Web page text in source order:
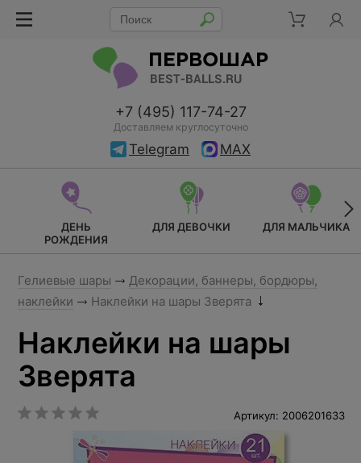
+7 (495) 117-74-27
Доставляем круглосуточно
Telegram MAX
ДЕНЬ
РОЖДЕНИЯ
ДЛЯ ДЕВОЧКИ ДЛЯ МАЛЬЧИКА
Гелиевые шары
Декорации, баннеры, бордюры,
наклейки
Наклейки на шары Зверята
Наклейки на шары
Зверята
Артикул: 2006201633